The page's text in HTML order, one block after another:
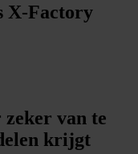
X-Factory
van te
krijgt